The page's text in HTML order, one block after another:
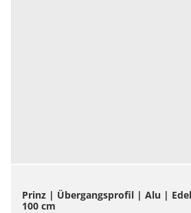
Prinz | Übergangsprofil | Alu |
100 cm